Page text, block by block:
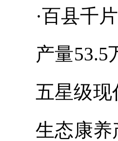
·百县千
产量53.5
五星级
生态康养